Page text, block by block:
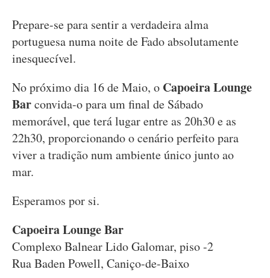
Prepare-se para sentir a verdadeira alma
portuguesa numa noite de Fado absolutamente
inesquecível.
No próximo dia 16 de Maio, o Capoeira Lounge
Barconvida-o para um final de Sábado
memorável, que terá lugar entre as 20h30 e as
22h30, proporcionando o cenário perfeito para
viver a tradição num ambiente único junto ao
mar.
Esperamos por si.
Capoeira Lounge Bar
Complexo Balnear Lido Galomar, piso -2
Rua Baden Powell, Caniço-de-Baixo